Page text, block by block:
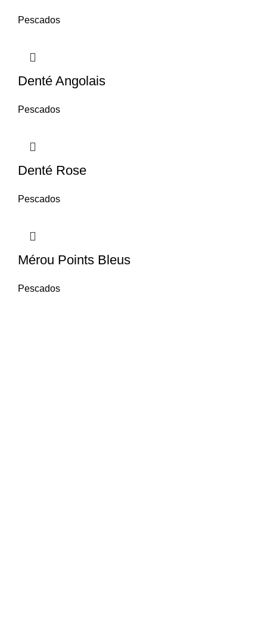
Pescados
Denté Angolais
Pescados
Denté Rose
Pescados
Mérou Points Bleus
Pescados